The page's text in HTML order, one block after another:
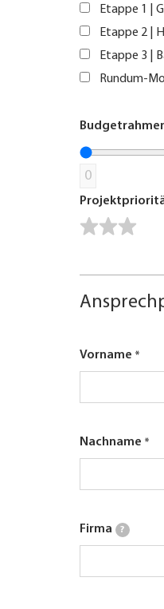
Etappe 1 |
Etappe 2 |
Etappe 3 |
Rundum-
0
Vorname
Nachname
Firma ?